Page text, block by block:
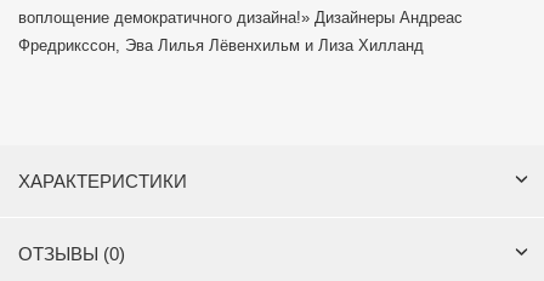
воплощение демократичного дизайна!» Дизайнеры Андреас
Фредрикссон, Эва Лилья Лёвенхильм и Лиза Хилланд
ХАРАКТЕРИСТИКИ
ОТЗЫВЫ (0)